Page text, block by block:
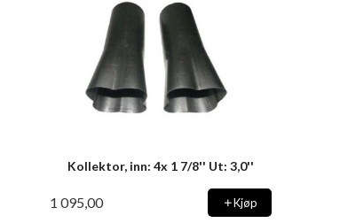
Kollektor, inn: 4x 1 7/8'' Ut: 3,0''
1 095,00 Kjøp